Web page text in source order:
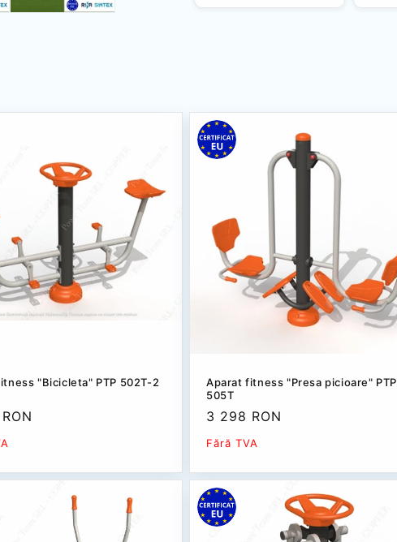
"Bicicleta" РТР 502Т-2
Aparat fitness "Presa picioare" РТР
505T
Preț
redus
3 298 RON
Fără TVA